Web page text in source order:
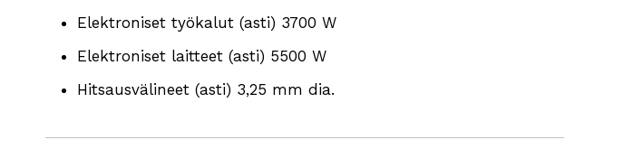
Elektroniset työkalut (asti) 3700 W
Elektroniset laitteet (asti) 5500 W
Hitsausvälineet (asti) 3,25 mm dia.